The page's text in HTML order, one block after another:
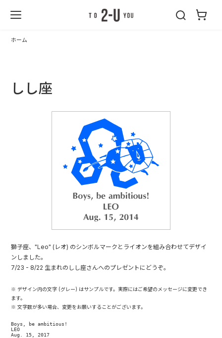
ホーム
しし座
獅子座、"Leo" (レオ) のシンボルマークとライオンを組み合わせてデザイ
ンしました。
7/23 - 8/22 生まれのしし座さんへのプレゼントにどうぞ。
※ デザイン内の文字 (グレー) はサンプルです。実際にはご希望のメッセージに変更でき
ます。
※ 文字数が多い場合、変更をお願いすることがございます。
Boys, be ambitious!
LEO
Aug. 15, 2017